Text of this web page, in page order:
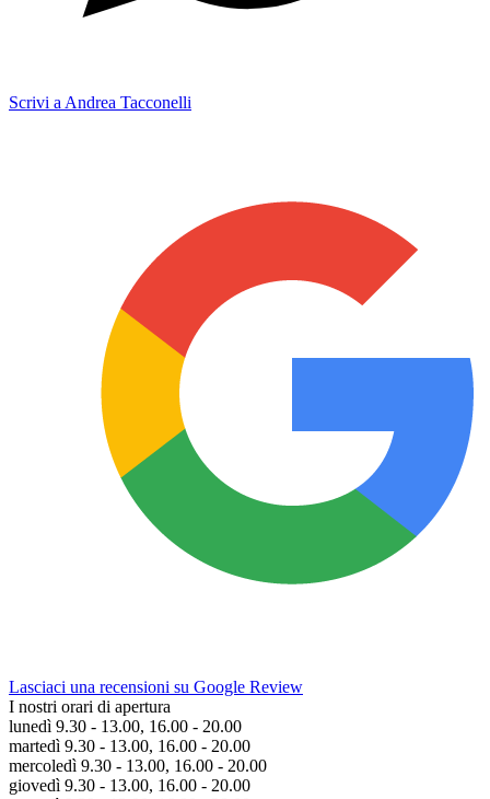
Scrivi a Andrea Tacconelli
Lasciaci una recensioni su Google Review
I nostri orari di apertura
lunedì 9.30 - 13.00, 16.00 - 20.00
martedì 9.30 - 13.00, 16.00 - 20.00
mercoledì 9.30 - 13.00, 16.00 - 20.00
giovedì 9.30 - 13.00, 16.00 - 20.00